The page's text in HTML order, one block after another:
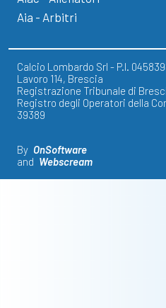
Aia - Arbitri
Calcio Lombardo Srl - P.I.
Lavoro 114, Brescia
Registrazione Tribunale di
Registro degli Operatori della
39389
By OnSoftware
and Webscream